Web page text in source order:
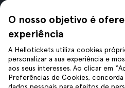
O nosso objetivo é
experiência
A Hellotickets utiliza cookies
personalizar a sua experiência e
aos seus interesses. Ao clicar em
Preferências de Cookies,
Carreiras
Afiliados
Avaliações
Privacidade
Termos e Condições
Aviso Legal